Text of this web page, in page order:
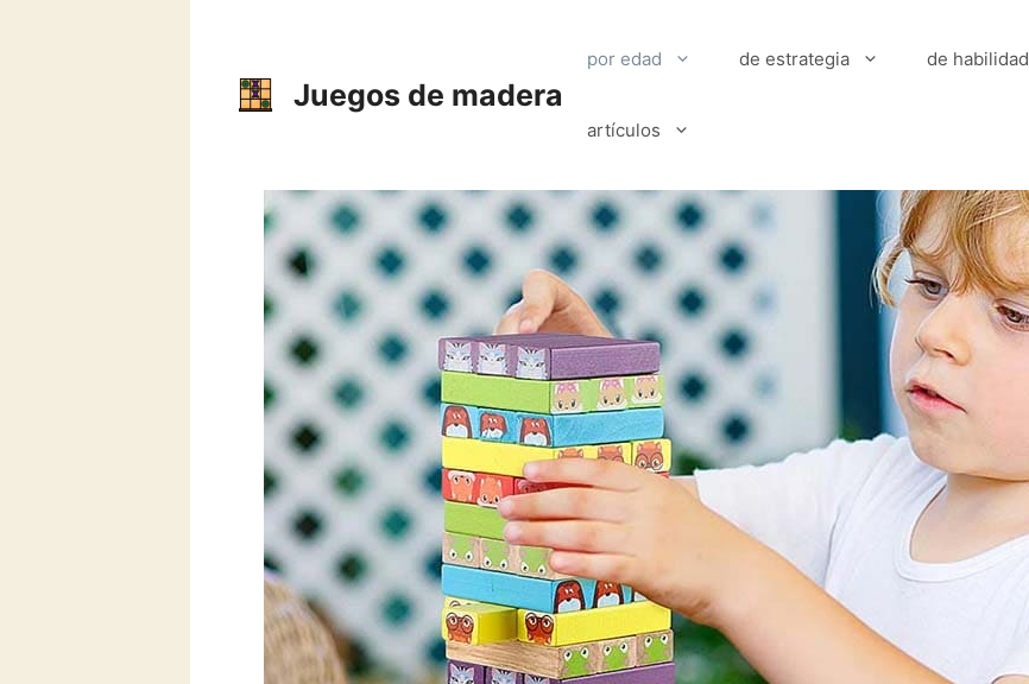
Juegos de madera
por edad de estrategia de habilidad
artículos